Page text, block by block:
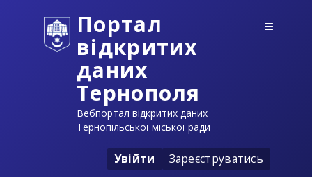
Портал
відкритих
даних
Тернополя
Вебпортал відкритих даних
Тернопільської міської ради
Увійти Зареєструватись